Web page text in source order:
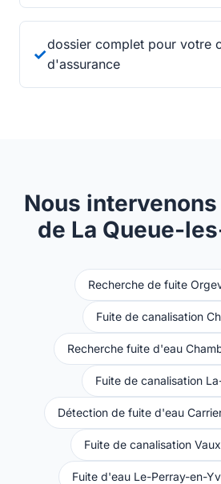
✓
dossier complet pour votre
d'assurance
Nous
de La Queue-
Recherche de fuite
Fuite de canalisation
Recherche fuite d'eau
Fuite de canalisation
Détection de fuite d'eau
Fuite de canalisation
Fuite d'eau Le-Perray-en-